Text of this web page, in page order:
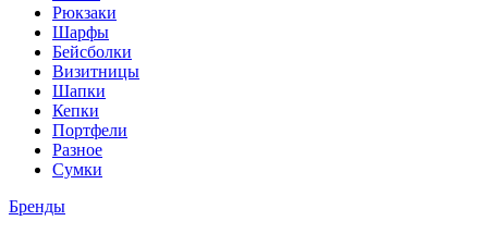
Рюкзаки
Шарфы
Бейсболки
Визитницы
Шапки
Кепки
Портфели
Разное
Сумки
Бренды